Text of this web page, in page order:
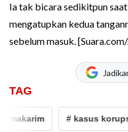
Ia tak bicara sedikitpun
mengatupkan kedua
sebelum masuk.
TAG
# kasus korupsi